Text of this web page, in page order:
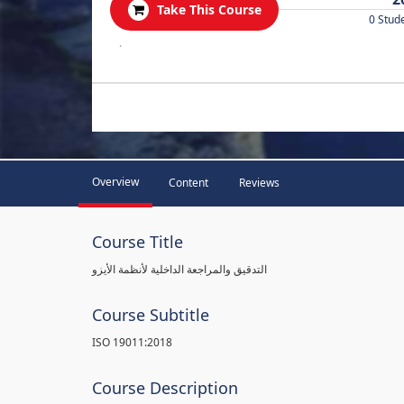
Take This Course
0
.
Overview Content Reviews
Course Title
التدقيق والمراجعة الداخلية لأنظمة الأيزو
Course Subtitle
ISO 19011:2018
Course Description